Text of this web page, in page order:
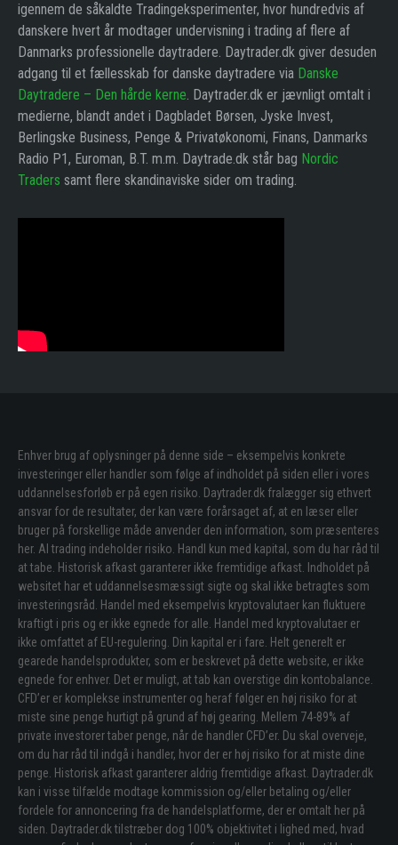
igennem de såkaldte Tradingeksperimenter, hvor hundredvis af
danskere hvert år modtager undervisning i trading af flere af
Danmarks professionelle daytradere. Daytrader.dk giver desuden
adgang til et fællesskab for danske daytradere via Danske
Daytradere – Den hårde kerne. Daytrader.dk er jævnligt omtalt i
medierne, blandt andet i Dagbladet Børsen, Jyske Invest,
Berlingske Business, Penge & Privatøkonomi, Finans, Danmarks
Radio P1, Euroman, B.T. m.m. Daytrade.dk står bag Nordic
Traders samt flere skandinaviske sider om trading.
Enhver brug af oplysninger på denne side – eksempelvis konkrete
investeringer eller handler som følge af indholdet på siden eller i vores
uddannelsesforløb er på egen risiko. Daytrader.dk fralægger sig ethvert
ansvar for de resultater, der kan være forårsaget af, at en læser eller
bruger på forskellige måde anvender den information, som præsenteres
her. Al trading indeholder risiko. Handl kun med kapital, som du har råd til
at tabe. Historisk afkast garanterer ikke fremtidige afkast. Indholdet på
websitet har et uddannelsesmæssigt sigte og skal ikke betragtes som
investeringsråd. Handel med eksempelvis kryptovalutaer kan fluktuere
kraftigt i pris og er ikke egnede for alle. Handel med kryptovalutaer er
ikke omfattet af EU-regulering. Din kapital er i fare. Helt generelt er
gearede handelsprodukter, som er beskrevet på dette website, er ikke
egnede for enhver. Det er muligt, at tab kan overstige din kontobalance.
CFD’er er komplekse instrumenter og heraf følger en høj risiko for at
miste sine penge hurtigt på grund af høj gearing. Mellem 74-89% af
private investorer taber penge, når de handler CFD’er. Du skal overveje,
om du har råd til indgå i handler, hvor der er høj risiko for at miste dine
penge. Historisk afkast garanterer aldrig fremtidige afkast. Daytrader.dk
kan i visse tilfælde modtage kommission og/eller betaling og/eller
fordele for annoncering fra de handelsplatforme, der er omtalt her på
siden. Daytrader.dk tilstræber dog 100% objektivitet i lighed med, hvad